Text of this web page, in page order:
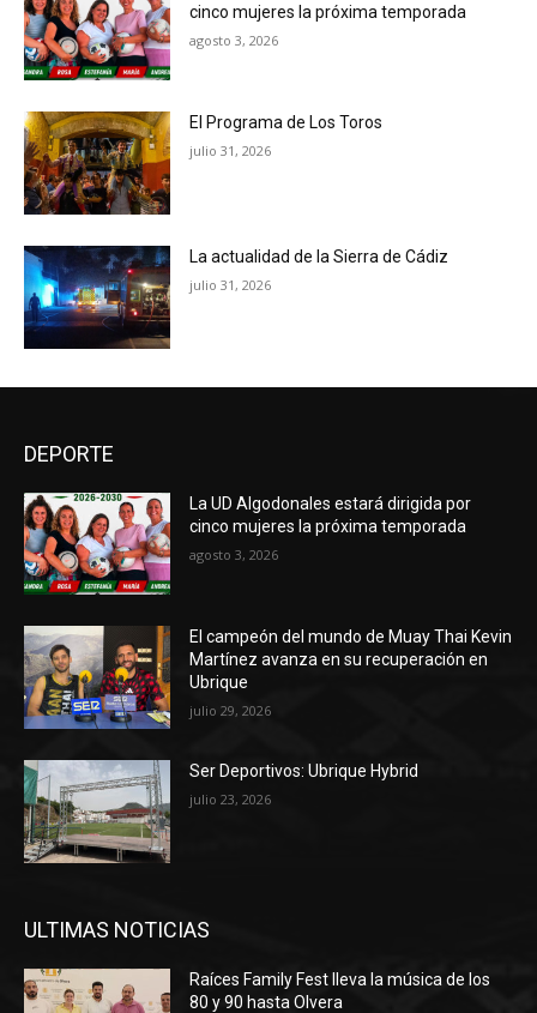
cinco mujeres la próxima temporada
agosto 3, 2026
El Programa de Los Toros
julio 31, 2026
La actualidad de la Sierra de Cádiz
julio 31, 2026
DEPORTE
La UD Algodonales estará dirigida por
cinco mujeres la próxima temporada
agosto 3, 2026
El campeón del mundo de Muay Thai Kevin
Martínez avanza en su recuperación en
Ubrique
julio 29, 2026
Ser Deportivos: Ubrique Hybrid
julio 23, 2026
ULTIMAS NOTICIAS
Raíces Family Fest lleva la música de los
80 y 90 hasta Olvera